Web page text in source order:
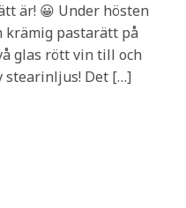
är! 😀 Under hösten
krämig pastarätt på
glas rött vin till och
stearinljus! Det […]